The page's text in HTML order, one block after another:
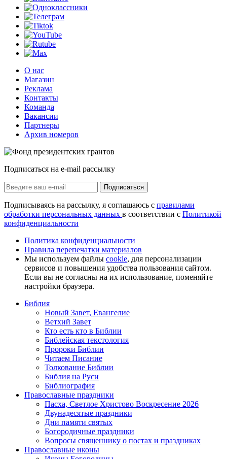
О нас
Магазин
Реклама
Контакты
Команда
Вакансии
Партнеры
Архив номеров
Подписаться на e-mail рассылку
Подписаться
Подписываясь на рассылку, я соглашаюсь с правилами
обработки персональных данных в соответствии с Политикой
конфиденциальности
Политика конфиденциальности
Правила перепечатки материалов
Мы используем файлы cookie, для персонализации
сервисов и повышения удобства пользования сайтом.
Если вы не согласны на их использование, поменяйте
настройки браузера.
Библия
Новый Завет, Евангелие
Ветхий Завет
Кто есть кто в Библии
Библейская текстология
Пророки Библии
Читаем Писание
Толкование Библии
Библия на Руси
Библиография
Православные праздники
Пасха, Светлое Христово Воскресение 2026
Двунадесятые праздники
Дни памяти святых
Богородичные праздники
Вопросы священнику о постах и праздниках
Православные иконы